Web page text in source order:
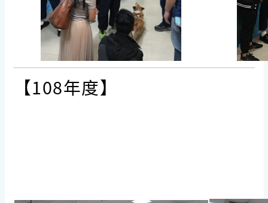
【108年度】